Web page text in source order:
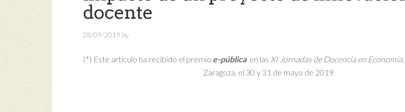
docente
28/09/2019 by
(*) Este artículo ha recibido el premio e-pública en las XI Jornadas de Docencia en Economía
Zaragoza, el 30 y 31 de mayo de 2019.